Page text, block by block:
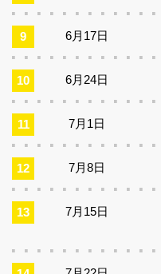
6月17日
6月24日
7月1日
7月8日
7月15日